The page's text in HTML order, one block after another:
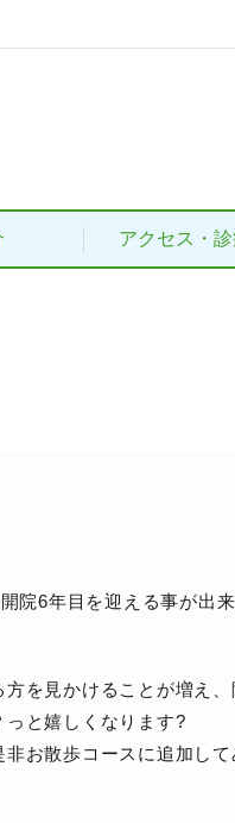
アクセス・
院6年目を迎える事が出
を見かけることが増え、
と嬉しくなります?
お散歩コースに追加して